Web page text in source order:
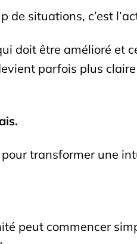
situations, c’est
doit être amélioré et
parfois plus
transformer une
peut commencer